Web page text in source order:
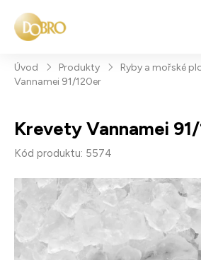
Úvod Produkty Ryby a mořské
Vannamei 91/120er
Krevety Vannamei
Kód produktu: 5574